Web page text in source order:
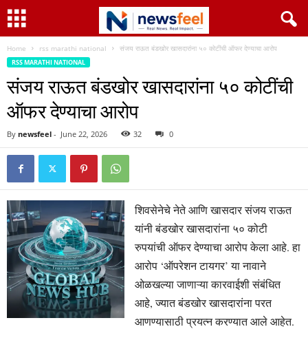
Home rss marathi national संजय राऊत बंडखोर खासदारांना ५० कोटींची ऑफर देण्याचा आरोप
RSS MARATHI NATIONAL
संजय राऊत बंडखोर खासदारांना ५० कोटींची
ऑफर देण्याचा आरोप
By newsfeel - June 22, 2026 32 0
शिवसेनेचे नेते आणि खासदार संजय राऊत
यांनी बंडखोर खासदारांना ५० कोटी
रुपयांची ऑफर देण्याचा आरोप केला आहे. हा
आरोप ‘ऑपरेशन टायगर’ या नावाने
ओळखल्या जाणाऱ्या कारवाईशी संबंधित
आहे, ज्यात बंडखोर खासदारांना परत
आणण्यासाठी प्रयत्न करण्यात आले आहेत.